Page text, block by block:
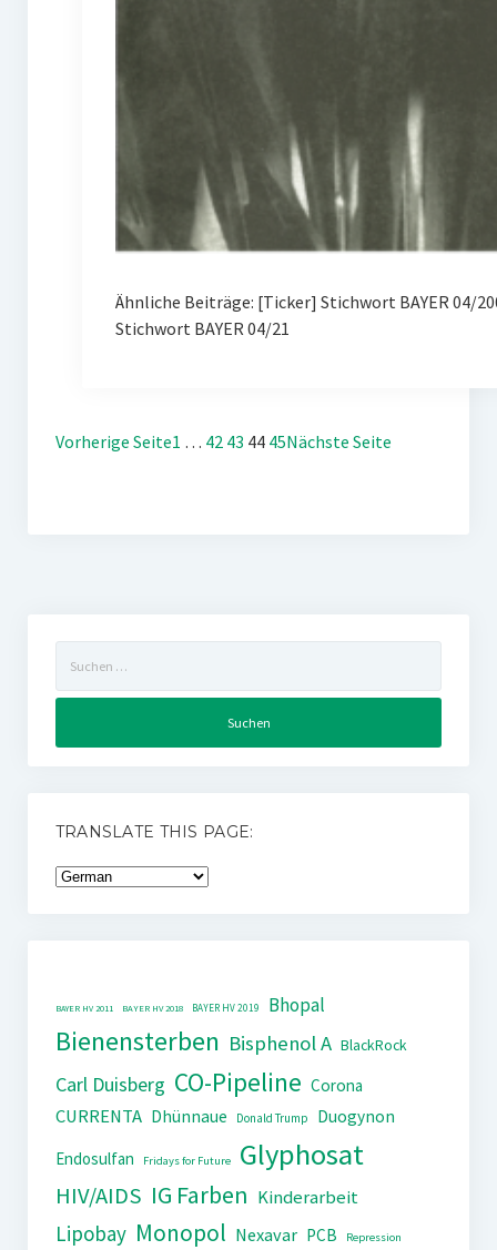
Ähnliche Beiträge: [Ticker] Stichwort BAYER 04/
Stichwort BAYER 04/21
Vorherige Seite1 … 42 43 44 45Nächste Seite
nach:
TRANSLATE THIS PAGE:
BAYER HV 2011 BAYER HV 2018 BAYER HV 2019 Bhopal
Bienensterben Bisphenol A BlackRock
Carl Duisberg CO-Pipeline Corona
CURRENTA Dhünnaue Donald Trump
Duogynon
Endosulfan
Fridays for Future Glyphosat
HIV/AIDS IG Farben Kinderarbeit
Lipobay Monopol Nexavar PCB Repression